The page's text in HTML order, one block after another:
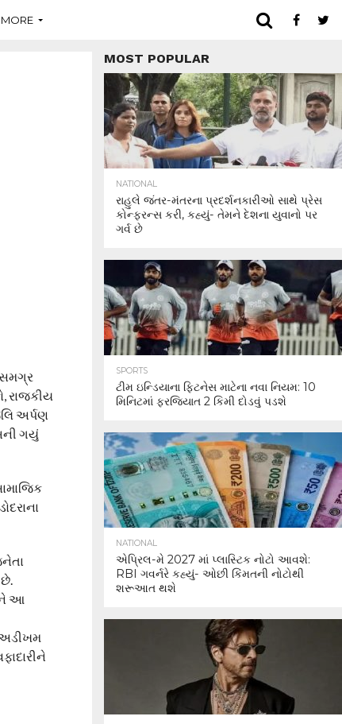
MORE
સમગ્ર
રાજકીય
અર્પણ
ગયું
આ
અડીખમ
MOST POPULAR
NATIONAL
રાહુલે જંતર-મંતરના પ્રદર્શનકારીઓ સાથે પ્રેસ
કોન્ફરન્સ કરી, કહ્યું- તેમને દેશના યુવાનો પર
ગર્વ છે
SPORTS
ટીમ ઇન્ડિયાના ફિટનેસ માટેના નવા નિયમ: 10
મિનિટમાં ફરજિયાત 2 કિમી દોડવું પડશે
NATIONAL
એપ્રિલ-મે 2027 માં પ્લાસ્ટિક નોટો આવશે:
RBI ગવર્નરે કહ્યું- ઓછી કિંમતની નોટોથી
શરૂઆત થશે